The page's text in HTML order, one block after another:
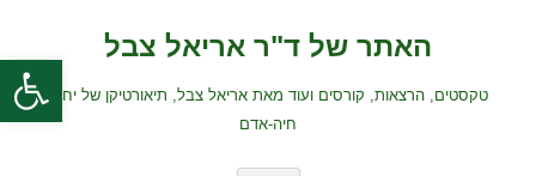
פתח
האתר של ד"ר אריאל צבל
טקסטים, הרצאות, קורסים ועוד מאת אריאל צבל, תיאורטיקן של יחסי
חיה-אדם